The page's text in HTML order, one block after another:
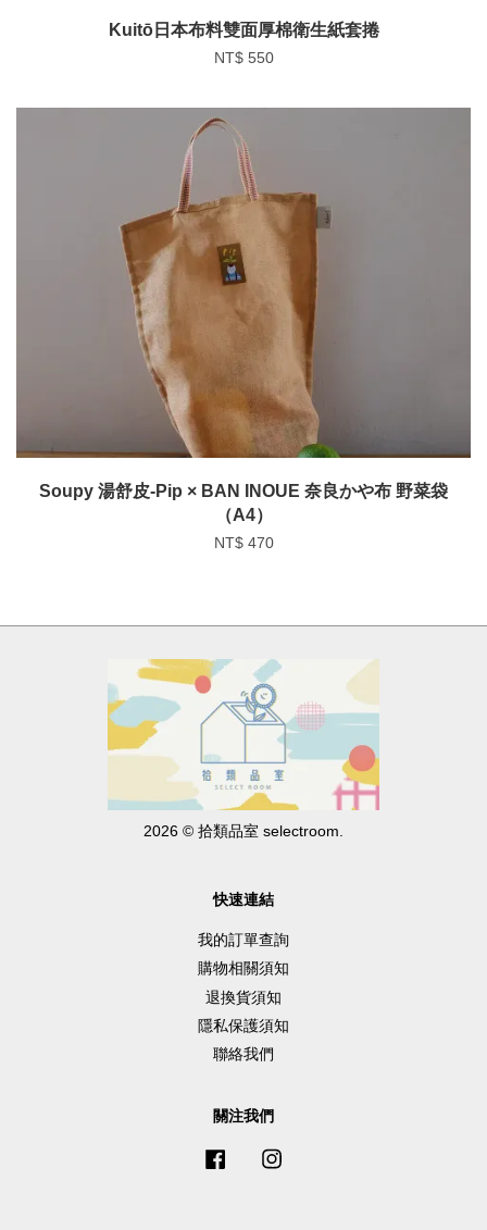
Kuitō日本布料雙面厚棉衛生紙套捲
NT$ 550
Soupy 湯舒皮-Pip × BAN INOUE 奈良かや布 野菜袋
（A4）
NT$ 470
2026 © 拾類品室 selectroom.
快速連結
我的訂單查詢
購物相關須知
退換貨須知
隱私保護須知
聯絡我們
關注我們
Facebook